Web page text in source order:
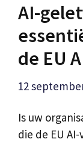
AI-
de EU
12
Is uw
die de EU